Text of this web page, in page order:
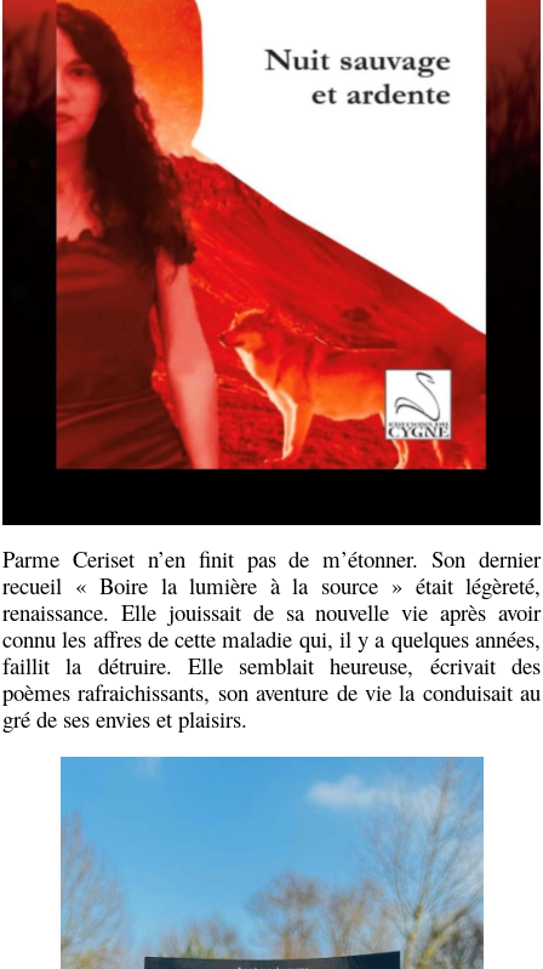
Parme Ceriset n’en finit pas de m’étonner. Son dernier
recueil « Boire la lumière à la source » était légèreté,
renaissance. Elle jouissait de sa nouvelle vie après avoir
connu les affres de cette maladie qui, il y a quelques années,
faillit la détruire. Elle semblait heureuse, écrivait des
poèmes rafraichissants, son aventure de vie la conduisait au
gré de ses envies et plaisirs.